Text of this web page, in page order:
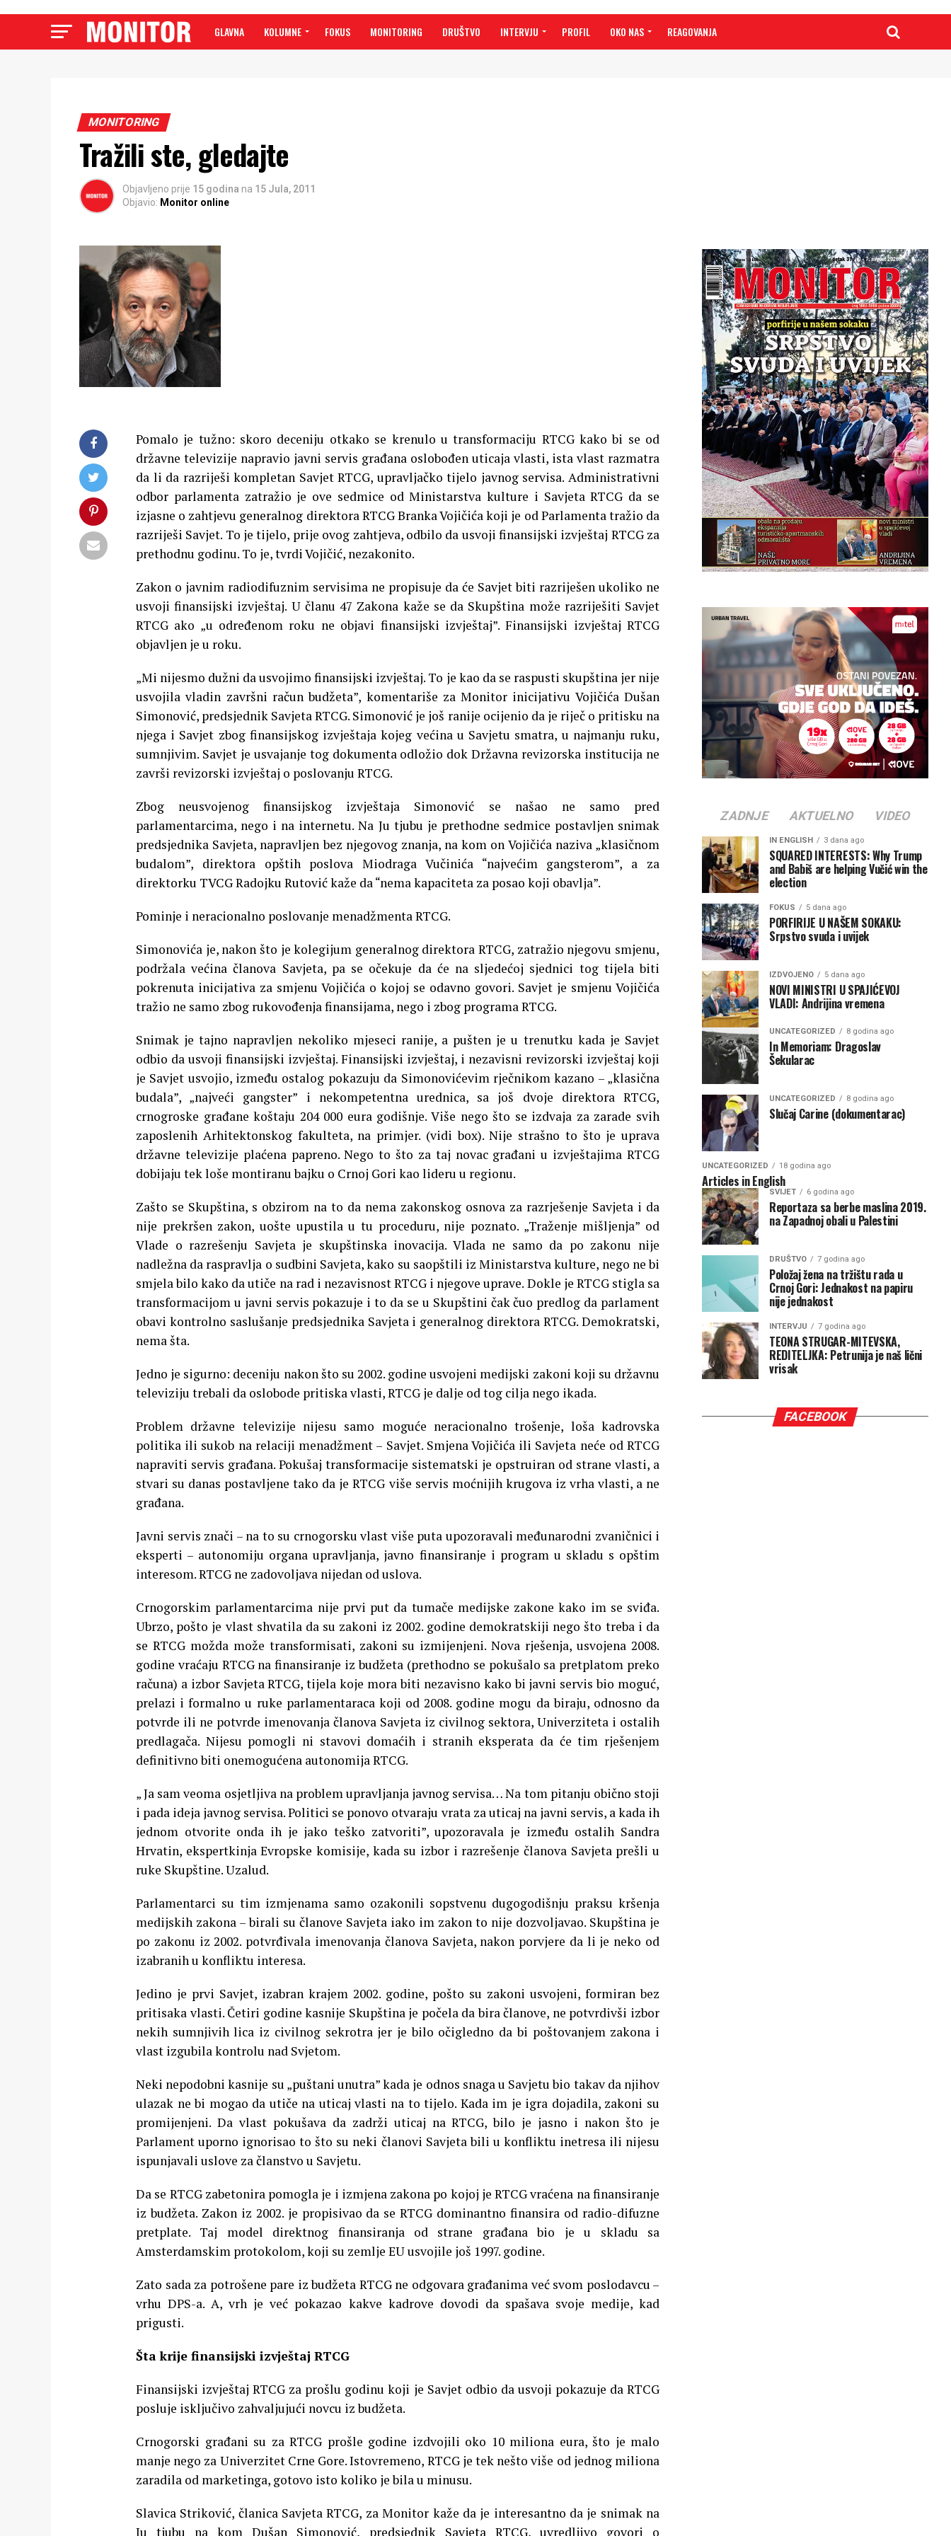
GLAVNA KOLUMNE FOKUS MONITORING DRUŠTVO INTERVJU PROFIL OKO NAS REAGOVANJA
MONITORING
Tražili ste, gledajte
Objavljeno prije 15 godina na 15 Jula, 2011
Objavio: Monitor online
Pomalo je tužno: skoro deceniju otkako se krenulo u transformaciju RTCG kako bi se od
državne televizije napravio javni servis građana oslobođen uticaja vlasti, ista vlast razmatra
da li da razriješi kompletan Savjet RTCG, upravljačko tijelo javnog servisa. Administrativni
odbor parlamenta zatražio je ove sedmice od Ministarstva kulture i Savjeta RTCG da se
izjasne o zahtjevu generalnog direktora RTCG Branka Vojičića koji je od Parlamenta tražio da
razriješi Savjet. To je tijelo, prije ovog zahtjeva, odbilo da usvoji finansijski izvještaj RTCG za
prethodnu godinu. To je, tvrdi Vojičić, nezakonito.
Zakon o javnim radiodifuznim servisima ne propisuje da će Savjet biti razriješen ukoliko ne
usvoji finansijski izvještaj. U članu 47 Zakona kaže se da Skupština može razriješiti Savjet
RTCG ako „u određenom roku ne objavi finansijski izvještaj”. Finansijski izvještaj RTCG
objavljen je u roku.
„Mi nijesmo dužni da usvojimo finansijski izvještaj. To je kao da se raspusti skupština jer nije
usvojila vladin završni račun budžeta”, komentariše za Monitor inicijativu Vojičića Dušan
Simonović, predsjednik Savjeta RTCG. Simonović je još ranije ocijenio da je riječ o pritisku na
njega i Savjet zbog finansijskog izvještaja kojeg većina u Savjetu smatra, u najmanju ruku,
sumnjivim. Savjet je usvajanje tog dokumenta odložio dok Državna revizorska institucija ne
završi revizorski izvještaj o poslovanju RTCG.
Zbog neusvojenog finansijskog izvještaja Simonović se našao ne samo pred
parlamentarcima, nego i na internetu. Na Ju tjubu je prethodne sedmice postavljen snimak
predsjednika Savjeta, napravljen bez njegovog znanja, na kom on Vojičića naziva „klasičnom
budalom”, direktora opštih poslova Miodraga Vučinića “najvećim gangsterom”, a za
direktorku TVCG Radojku Rutović kaže da “nema kapaciteta za posao koji obavlja”.
Pominje i neracionalno poslovanje menadžmenta RTCG.
Simonovića je, nakon što je kolegijum generalnog direktora RTCG, zatražio njegovu smjenu,
podržala većina članova Savjeta, pa se očekuje da će na sljedećoj sjednici tog tijela biti
pokrenuta inicijativa za smjenu Vojičića o kojoj se odavno govori. Savjet je smjenu Vojičića
tražio ne samo zbog rukovođenja finansijama, nego i zbog programa RTCG.
Snimak je tajno napravljen nekoliko mjeseci ranije, a pušten je u trenutku kada je Savjet
odbio da usvoji finansijski izvještaj. Finansijski izvještaj, i nezavisni revizorski izvještaj koji
je Savjet usvojio, između ostalog pokazuju da Simonovićevim rječnikom kazano – „klasična
budala”, „najveći gangster” i nekompetentna urednica, sa još dvoje direktora RTCG,
crnogroske građane koštaju 204 000 eura godišnje. Više nego što se izdvaja za zarade svih
zaposlenih Arhitektonskog fakulteta, na primjer. (vidi box). Nije strašno to što je uprava
državne televizije plaćena papreno. Nego to što za taj novac građani u izvještajima RTCG
dobijaju tek loše montiranu bajku o Crnoj Gori kao lideru u regionu.
Zašto se Skupština, s obzirom na to da nema zakonskog osnova za razrješenje Savjeta i da
nije prekršen zakon, uošte upustila u tu proceduru, nije poznato. „Traženje mišljenja” od
Vlade o razrešenju Savjeta je skupštinska inovacija. Vlada ne samo da po zakonu nije
nadležna da raspravlja o sudbini Savjeta, kako su saopštili iz Ministarstva kulture, nego ne bi
smjela bilo kako da utiče na rad i nezavisnost RTCG i njegove uprave. Dokle je RTCG stigla sa
transformacijom u javni servis pokazuje i to da se u Skupštini čak čuo predlog da parlament
obavi kontrolno saslušanje predsjednika Savjeta i generalnog direktora RTCG. Demokratski,
nema šta.
Jedno je sigurno: deceniju nakon što su 2002. godine usvojeni medijski zakoni koji su državnu
televiziju trebali da oslobode pritiska vlasti, RTCG je dalje od tog cilja nego ikada.
Problem državne televizije nijesu samo moguće neracionalno trošenje, loša kadrovska
politika ili sukob na relaciji menadžment – Savjet. Smjena Vojičića ili Savjeta neće od RTCG
napraviti servis građana. Pokušaj transformacije sistematski je opstruiran od strane vlasti, a
stvari su danas postavljene tako da je RTCG više servis moćnijih krugova iz vrha vlasti, a ne
građana.
Javni servis znači – na to su crnogorsku vlast više puta upozoravali međunarodni zvaničnici i
eksperti – autonomiju organa upravljanja, javno finansiranje i program u skladu s opštim
interesom. RTCG ne zadovoljava nijedan od uslova.
Crnogorskim parlamentarcima nije prvi put da tumače medijske zakone kako im se sviđa.
Ubrzo, pošto je vlast shvatila da su zakoni iz 2002. godine demokratskiji nego što treba i da
se RTCG možda može transformisati, zakoni su izmijenjeni. Nova rješenja, usvojena 2008.
godine vraćaju RTCG na finansiranje iz budžeta (prethodno se pokušalo sa pretplatom preko
računa) a izbor Savjeta RTCG, tijela koje mora biti nezavisno kako bi javni servis bio moguć,
prelazi i formalno u ruke parlamentaraca koji od 2008. godine mogu da biraju, odnosno da
potvrde ili ne potvrde imenovanja članova Savjeta iz civilnog sektora, Univerziteta i ostalih
predlagača. Nijesu pomogli ni stavovi domaćih i stranih eksperata da će tim rješenjem
definitivno biti onemogućena autonomija RTCG.
„ Ja sam veoma osjetljiva na problem upravljanja javnog servisa… Na tom pitanju obično stoji
i pada ideja javnog servisa. Politici se ponovo otvaraju vrata za uticaj na javni servis, a kada ih
jednom otvorite onda ih je jako teško zatvoriti”, upozoravala je između ostalih Sandra
Hrvatin, ekspertkinja Evropske komisije, kada su izbor i razrešenje članova Savjeta prešli u
ruke Skupštine. Uzalud.
Parlamentarci su tim izmjenama samo ozakonili sopstvenu dugogodišnju praksu kršenja
medijskih zakona – birali su članove Savjeta iako im zakon to nije dozvoljavao. Skupština je
po zakonu iz 2002. potvrđivala imenovanja članova Savjeta, nakon porvjere da li je neko od
izabranih u konfliktu interesa.
Jedino je prvi Savjet, izabran krajem 2002. godine, pošto su zakoni usvojeni, formiran bez
pritisaka vlasti. Četiri godine kasnije Skupština je počela da bira članove, ne potvrdivši izbor
nekih sumnjivih lica iz civilnog sekrotra jer je bilo očigledno da bi poštovanjem zakona i
vlast izgubila kontrolu nad Svjetom.
Neki nepodobni kasnije su „puštani unutra” kada je odnos snaga u Savjetu bio takav da njihov
ulazak ne bi mogao da utiče na uticaj vlasti na to tijelo. Kada im je igra dojadila, zakoni su
promijenjeni. Da vlast pokušava da zadrži uticaj na RTCG, bilo je jasno i nakon što je
Parlament uporno ignorisao to što su neki članovi Savjeta bili u konfliktu inetresa ili nijesu
ispunjavali uslove za članstvo u Savjetu.
Da se RTCG zabetonira pomogla je i izmjena zakona po kojoj je RTCG vraćena na finansiranje
iz budžeta. Zakon iz 2002. je propisivao da se RTCG dominantno finansira od radio-difuzne
pretplate. Taj model direktnog finansiranja od strane građana bio je u skladu sa
Amsterdamskim protokolom, koji su zemlje EU usvojile još 1997. godine.
Zato sada za potrošene pare iz budžeta RTCG ne odgovara građanima već svom poslodavcu –
vrhu DPS-a. A, vrh je već pokazao kakve kadrove dovodi da spašava svoje medije, kad
prigusti.
Šta krije finansijski izvještaj RTCG
Finansijski izvještaj RTCG za prošlu godinu koji je Savjet odbio da usvoji pokazuje da RTCG
posluje isključivo zahvaljujući novcu iz budžeta.
Crnogorski građani su za RTCG prošle godine izdvojili oko 10 miliona eura, što je malo
manje nego za Univerzitet Crne Gore. Istovremeno, RTCG je tek nešto više od jednog miliona
zaradila od marketinga, gotovo isto koliko je bila u minusu.
Slavica Striković, članica Savjeta RTCG, za Monitor kaže da je interesantno da je snimak na
Ju tjubu na kom Dušan Simonović, predsjednik Savjeta RTCG, uvredljivo govori o
ZADNJE AKTUELNO VIDEO
IN ENGLISH 3 dana ago
SQUARED INTERESTS: Why Trump
and Babiš are helping Vučić win the
election
FOKUS 5 dana ago
PORFIRIJE U NAŠEM SOKAKU:
Srpstvo svuda i uvijek
IZDVOJENO 5 dana ago
NOVI MINISTRI U SPAJIĆEVOJ
VLADI: Andrijina vremena
UNCATEGORIZED 8 godina ago
In Memoriam: Dragoslav
Šekularac
UNCATEGORIZED 8 godina ago
Slučaj Carine (dokumentarac)
UNCATEGORIZED 18 godina ago
Articles in English
SVIJET 6 godina ago
Reportaza sa berbe maslina 2019.
na Zapadnoj obali u Palestini
DRUŠTVO 7 godina ago
Položaj žena na tržištu rada u
Crnoj Gori: Jednakost na papiru
nije jednakost
INTERVJU 7 godina ago
TEONA STRUGAR-MITEVSKA,
REDITELJKA: Petrunija je naš lični
vrisak
FACEBOOK